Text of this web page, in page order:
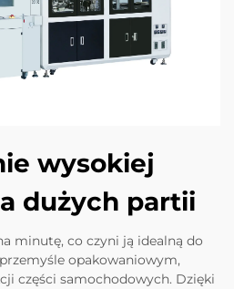
wysokiej
dużych partii
minutę, co czyni ją idealną do
opakowaniowym,
części samochodowych. Dzięki